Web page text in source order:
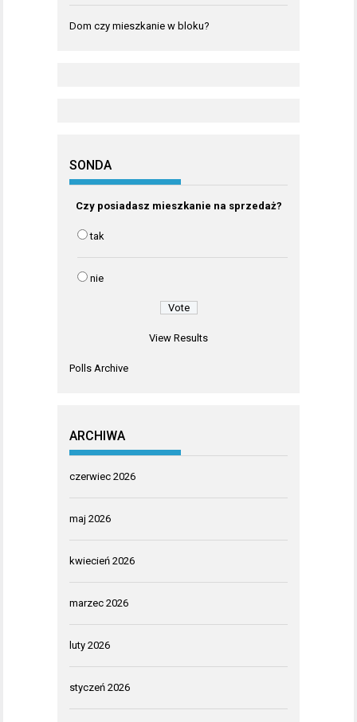
Dom czy mieszkanie w bloku?
SONDA
Czy posiadasz mieszkanie na sprzedaż?
tak
nie
View Results
Polls Archive
ARCHIWA
czerwiec 2026
maj 2026
kwiecień 2026
marzec 2026
luty 2026
styczeń 2026